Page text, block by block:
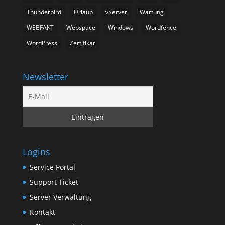
Thunderbird
Urlaub vServer
Wartung
WEBFAKT
Webspace Windows
Wordfence
WordPress
Zertifikat
Newsletter
Logins
Service Portal
Support Ticket
Server Verwaltung
Kontakt